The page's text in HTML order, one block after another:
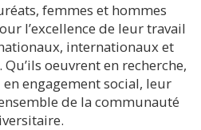
femmes et hommes
l’excellence de leur travail
internationaux et
oeuvrent en recherche,
engagement social, leur
de la communauté